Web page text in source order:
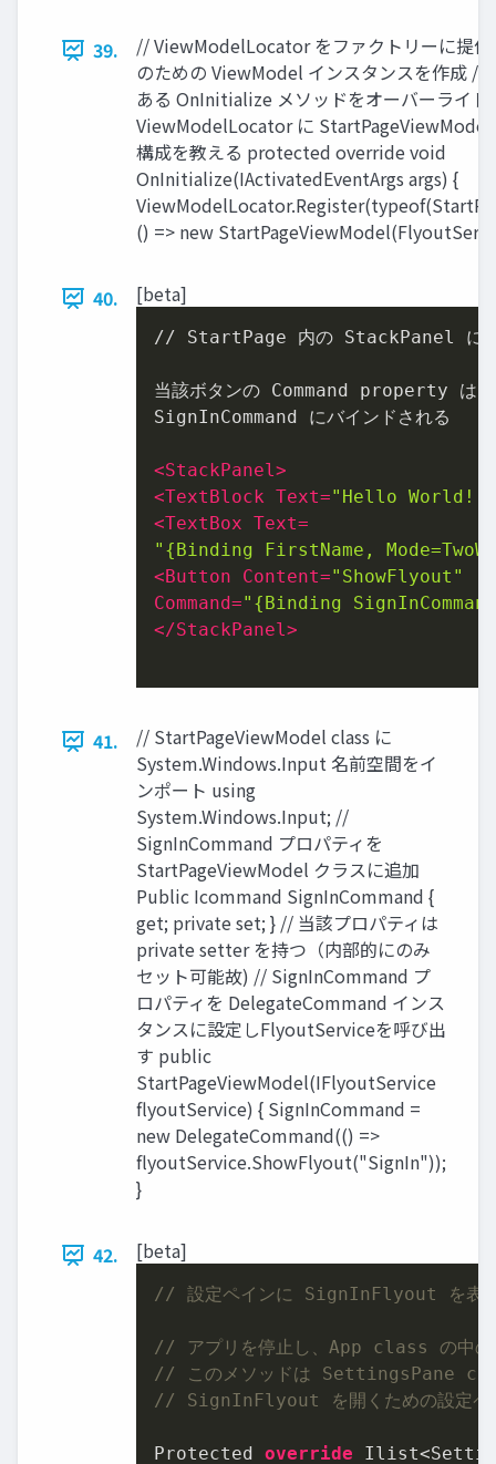
39.
// ViewModelLocator をファクトリーに提
のための ViewModel インスタンスを作成 //
ある OnInitialize メソッドをオーバーライド
ViewModelLocator に StartPageViewModel
構成を教える protected override void
OnInitialize(IActivatedEventArgs args) {
() => new
40. [beta]
// StartPage 内の StackPanel に
当該ボタンの Command property は
SignInCommand にバインドされる
<StackPanel>
<TextBlock Text="Hello
<TextBox Text
"{Binding FirstName,
< Button Content="ShowFlyout"
Command="{Binding
</StackPanel>
41.
// StartPageViewModel class に
System.Windows.Input 名前空間をイ
ンポート using
System.Windows.Input; //
SignInCommand プロパティを
StartPageViewModel クラスに追加
Public Icommand SignInCommand {
get; private set; } // 当該プロパティは
private setter を持つ（内部的にのみ
セット可能故) // SignInCommand プ
ロパティを DelegateCommand インス
タンスに設定しFlyoutServiceを呼び出
す public
StartPageViewModel(IFlyoutService
flyoutService) { SignInCommand =
new DelegateCommand(() =>
flyoutService.ShowFlyout("SignIn"));
}
42. [beta]
// 設定ペインに SignInFlyout を表示
// アプリを停止し、App class の中
// このメソッドは SettingsPane
// SignInFlyout を開くための設定
Protected override